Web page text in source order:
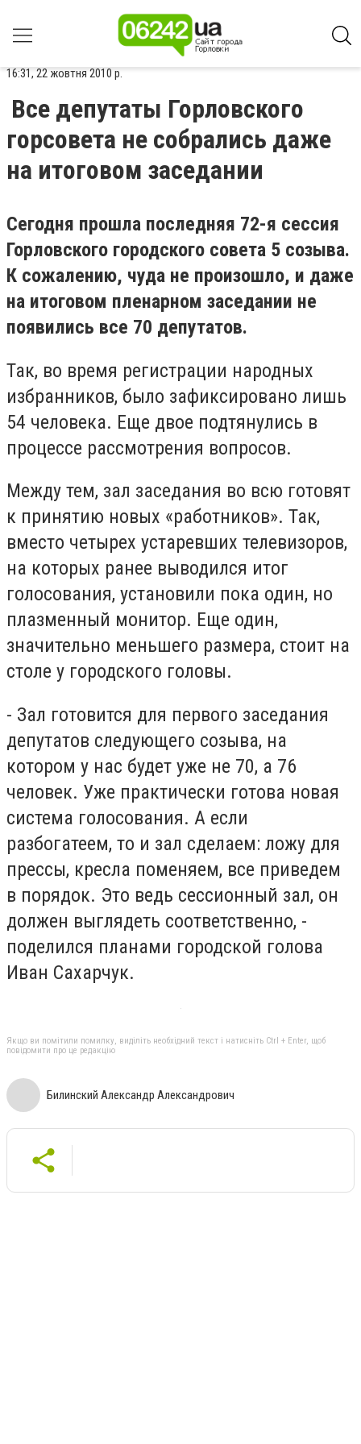
16:31, 22 жовтня 2010 р.
Все депутаты Горловского
горсовета не собрались даже
на итоговом заседании
Сегодня прошла последняя 72-я сессия
Горловского городского совета 5 созыва.
К сожалению, чуда не произошло, и даже
на итоговом пленарном заседании не
появились все 70 депутатов.
Так, во время регистрации народных
избранников, было зафиксировано лишь
54 человека. Еще двое подтянулись в
процессе рассмотрения вопросов.
Между тем, зал заседания во всю готовят
к принятию новых «работников». Так,
вместо четырех устаревших телевизоров,
на которых ранее выводился итог
голосования, установили пока один, но
плазменный монитор. Еще один,
значительно меньшего размера, стоит на
столе у городского головы.
- Зал готовится для первого заседания
депутатов следующего созыва, на
котором у нас будет уже не 70, а 76
человек. Уже практически готова новая
система голосования. А если
разбогатеем, то и зал сделаем: ложу для
прессы, кресла поменяем, все приведем
в порядок. Это ведь сессионный зал, он
должен выглядеть соответственно, -
поделился планами городской голова
Иван Сахарчук.
Якщо ви помітили помилку, виділіть необхідний текст і натисніть Ctrl + Enter, щоб
повідомити про це редакцію
Билинский Александр Александрович